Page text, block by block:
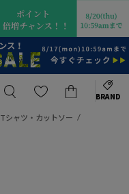
BRAND
Tシャツ・カットソー